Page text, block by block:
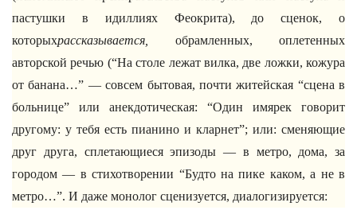
пастушки в идиллиях Феокрита), до сценок, о
которыхрассказывается,
обрамленных, оплетенных
авторской речью (“На столе лежат вилка, две ложки, кожура
от банана…” — совсем бытовая, почти житейская “сцена в
больнице” или анекдотическая: “Один имярек говорит
другому: у тебя есть пианино и кларнет”; или: сменяющие
друг друга, сплетающиеся эпизоды — в метро, дома, за
городом — в стихотворении “Будто на пике каком, а не в
метро…”. И даже монолог сценизуется, диалогизируется: